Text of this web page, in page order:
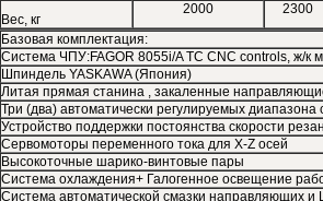
Вес, кг
2000 2300
Базовая комплектация:
Система ЧПУ:FAGOR 8055i/A TC CNC controls, ж/к
Шпиндель YASKAWA (Япония)
Литая прямая станина , закаленные
Три (два) автоматически регулируемых диапазона
Устройство поддержки постоянства скорости
Сервомоторы переменного тока для X-Z осей
Высокоточные шарико-винтовые пары
Система охлаждения+ Галогенное освещение
Система автоматической смазки направляющих